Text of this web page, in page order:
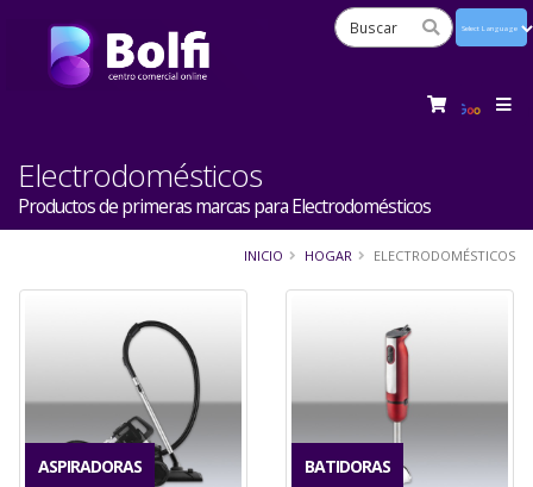
Electrodomésticos
Productos de primeras marcas para Electrodomésticos
INICIO HOGAR ELECTRODOMÉSTICOS
ASPIRADORAS BATIDORAS